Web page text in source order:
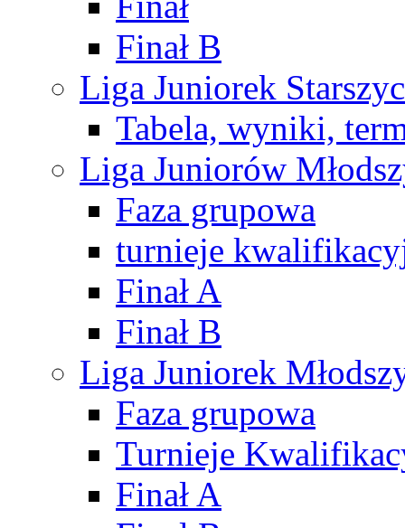
Finał B
Liga Juniorek
Tabela, wyniki,
Liga Juniorów
Faza grupowa
turnieje
Finał A
Finał B
Liga Juniorek
Faza grupowa
Turnieje
Finał A